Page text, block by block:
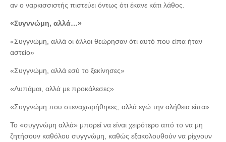
αν ο ναρκισσιστής πιστεύει όντως ότι έκανε κάτι λάθος.
«Συγννώμη, αλλά…»
«Συγγνώμη, αλλά οι άλλοι θεώρησαν ότι αυτό που είπα ήταν
αστείο»
«Συγγνώμη, αλλά εσύ το ξεκίνησες»
«Λυπάμαι, αλλά με προκάλεσες»
«Συγγνώμη που στεναχωρήθηκες, αλλά εγώ την αλήθεια είπα»
Το «συγγνώμη αλλά» μπορεί να είναι χειρότερο από το να μη
ζητήσουν καθόλου συγγνώμη, καθώς εξακολουθούν να ρίχνουν